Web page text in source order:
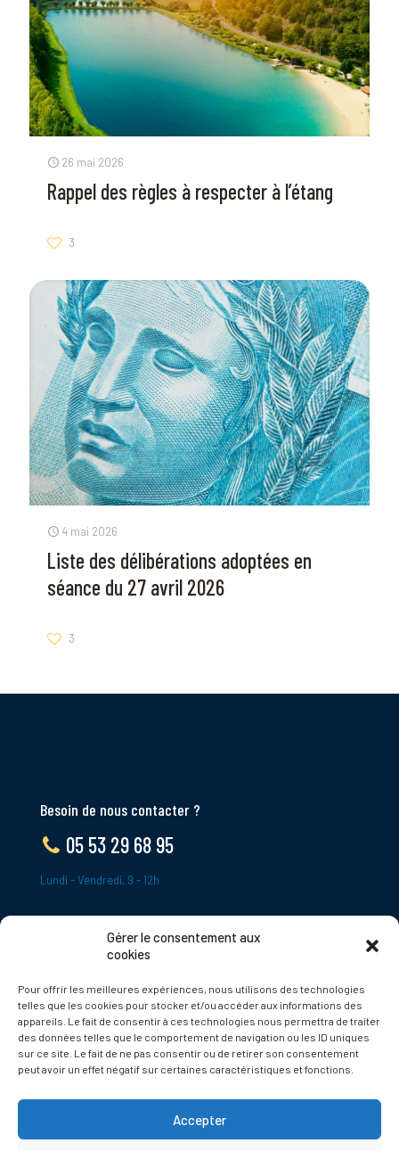
Gérer le consentement aux
cookies
Pour offrir les meilleures expériences, nous utilisons des technologies
telles que les cookies pour stocker et/ou accéder aux informations des
appareils. Le fait de consentir à ces technologies nous permettra de traiter
des données telles que le comportement de navigation ou les ID uniques
sur ce site. Le fait de ne pas consentir ou de retirer son consentement
peut avoir un effet négatif sur certaines caractéristiques et fonctions.
Accepter
26 mai 2026
Rappel des règles à respecter à l’étang
3
4 mai 2026
Liste des délibérations adoptées en
séance du 27 avril 2026
3
Besoin de nous contacter ?
05 53 29 68 95
Lundi - Vendredi, 9 - 12h
24620 Tamniès
France
Politique de cookies